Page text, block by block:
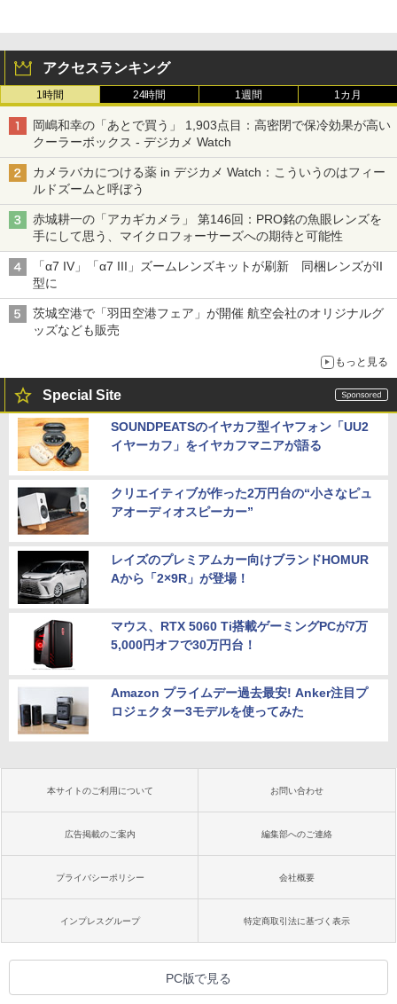
アクセスランキング
1時間 24時間 1週間 1カ月
岡嶋和幸の「あとで買う」 1,903点目：高密閉で保冷効果が高い
クーラーボックス - デジカメ Watch
カメラバカにつける薬 in デジカメ Watch：こういうのはフィー
ルドズームと呼ぼう
赤城耕一の「アカギカメラ」 第146回：PRO銘の魚眼レンズを
手にして思う、マイクロフォーサーズへの期待と可能性
「α7 IV」「α7 III」ズームレンズキットが刷新 同梱レンズがII
型に
茨城空港で「羽田空港フェア」が開催 航空会社のオリジナルグ
ッズなども販売
もっと見る
Special Site
SOUNDPEATSのイヤカフ型イヤフォン「UU2
イヤーカフ」をイヤカフマニアが語る
クリエイティブが作った2万円台の“小さなピュ
アオーディオスピーカー”
レイズのプレミアムカー向けブランドHOMUR
Aから「2×9R」が登場！
マウス、RTX 5060 Ti搭載ゲーミングPCが7万
5,000円オフで30万円台！
Amazon プライムデー過去最安! Anker注目プ
ロジェクター3モデルを使ってみた
本サイトのご利用について お問い合わせ
広告掲載のご案内 編集部へのご連絡
プライバシーポリシー 会社概要
インプレスグループ 特定商取引法に基づく表示
PC版で見る